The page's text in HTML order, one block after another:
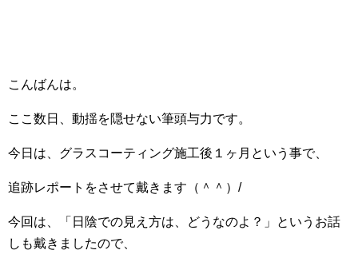
こんばんは。
ここ数日、動揺を隠せない筆頭与力です。
今日は、グラスコーティング施工後１ヶ月という事で、
追跡レポートをさせて戴きます（＾＾）/
今回は、「日陰での見え方は、どうなのよ？」というお話
しも戴きましたので、